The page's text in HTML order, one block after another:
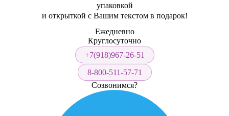
упаковкой
и открыткой с Вашим текстом в подарок!
Ежедневно
Круглосуточно
+7(918)967-26-51
8-800-511-57-71
Созвонимся?